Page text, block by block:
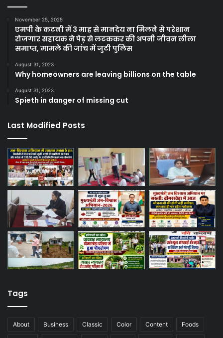
November 25, 2025
एमपी के कटनी में 3 माह से मानदेय ना मिलने से परेशान
रोजगार सहायक ने पेड़ से लटककर की अपनी जीवन लीला
समाप्त, मामले की जांच में जुटी पुलिस
August 31, 2023
Why homeowners are leaving billions on the table
August 31, 2023
Spieth in danger of missing cut
Last Modified Posts
Tags
About Business Classic Color Content Foods